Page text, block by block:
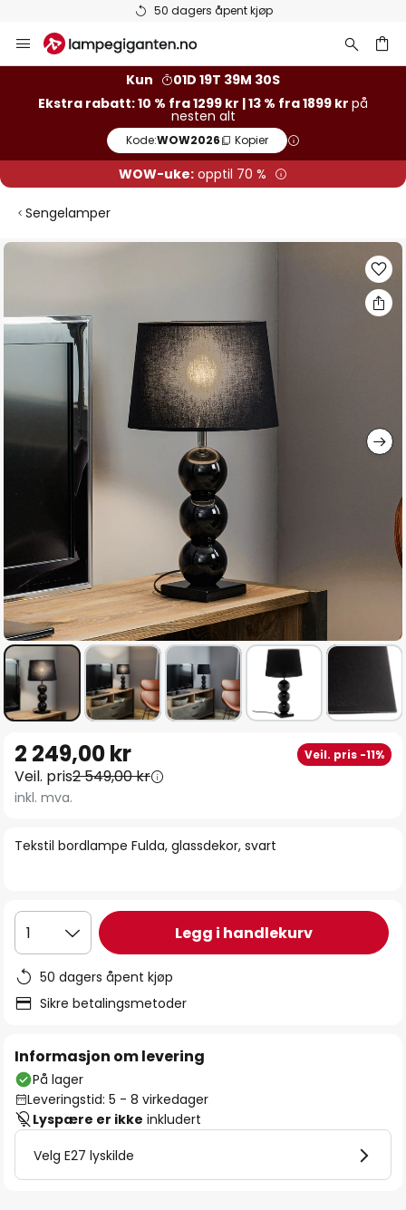
50 dagers åpent kjøp
Hopp
til
Kun
01D 19T 39M 30S
Ekstra rabatt: 10 % fra 1299 kr | 13 % fra 1899 kr på
nesten alt
Kode:WOW2026 Kopier
WOW-uke: opptil 70 %
Sengelamper
Gå
av
bildegalleri
begynnelsen
av
Tekstil bordlampe Fulda, glassdekor, svart
2 249,00 kr Veil. pris -11%
Veil. pris2 549,00 kr
inkl. mva.
1 Legg i handlekurv
50 dagers åpent kjøp
Sikre betalingsmetoder
Informasjon om levering
På lager
Leveringstid: 5 - 8 virkedager
Lyspære er ikke inkludert
Velg E27 lyskilde